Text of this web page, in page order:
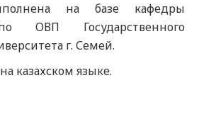
на базе кафедры
ОВП Государственного
г. Семей.
казахском языке.